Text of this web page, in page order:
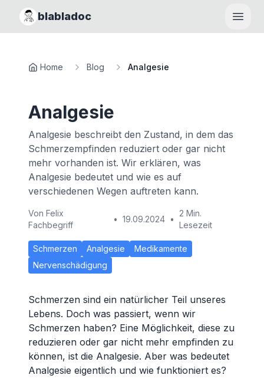
blabladoc
Home Blog Analgesie
Analgesie
Analgesie beschreibt den Zustand, in dem das
Schmerzempfinden reduziert oder gar nicht
mehr vorhanden ist. Wir erklären, was
Analgesie bedeutet und wie es auf
verschiedenen Wegen auftreten kann.
Von Felix
Fachbegriff
• 19.09.2024 •
2 Min.
Lesezeit
Schmerzen Analgesie
Medikamente
Nervenschädigung
Schmerzen sind ein natürlicher Teil unseres
Lebens. Doch was passiert, wenn wir
Schmerzen haben? Eine Möglichkeit, diese zu
reduzieren oder gar nicht mehr empfinden zu
können, ist die Analgesie. Aber was bedeutet
Analgesie eigentlich und wie funktioniert es?